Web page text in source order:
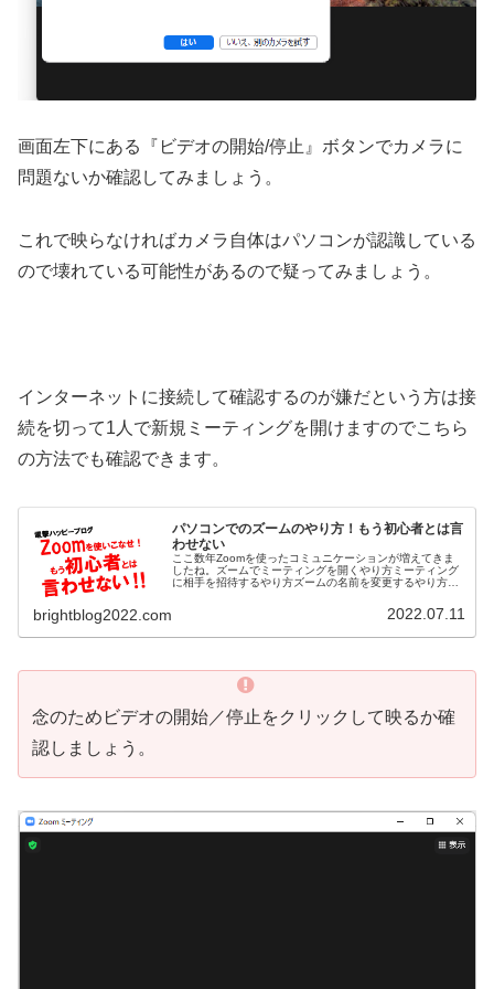
画面左下にある『ビデオの開始/停止』ボタンでカメラに
問題ないか確認してみましょう。
これで映らなければカメラ自体はパソコンが認識している
ので壊れている可能性があるので疑ってみましょう。
インターネットに接続して確認するのが嫌だという方は接
続を切って1人で新規ミーティングを開けますのでこちら
の方法でも確認できます。
パソコンでのズームのやり方！もう初心者とは言
わせない
ここ数年Zoomを使ったコミュニケーションが増えてきま
したね。ズームでミーティングを開くやり方ミーティング
に相手を招待するやり方ズームの名前を変更するやり方ズ
brightblog2022.com 2022.07.11
念のためビデオの開始／停止をクリックして映るか確
認しましょう。